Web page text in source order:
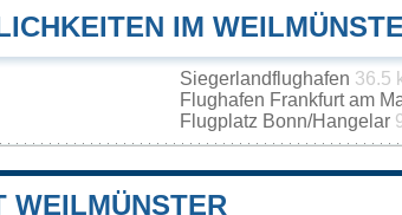
IM
Siegerlandflughafen 36.5
Flughafen Frankfurt am
Flugplatz Bonn/Hangelar
WEILMÜNSTER